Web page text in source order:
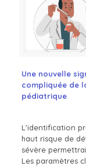
Une nouvelle
compliquée de
pédiatrique
L’identification
haut risque de
sévère
Les paramètres